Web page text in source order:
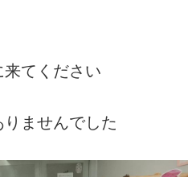
てください
ませんでした